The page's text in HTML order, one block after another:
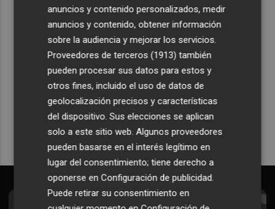
Recibe toda la actualidad de
Plaza Podcast en tu correo
Quiero suscribirme
anuncios y contenido personalizados, medir
anuncios y contenido, obtener información
sobre la audiencia y mejorar los servicios.
Proveedores de terceros (1913) también
pueden procesar sus datos para estos y
otros fines, incluido el uso de datos de
geolocalización precisos y características
del dispositivo. Sus elecciones se aplican
solo a este sitio web. Algunos proveedores
pueden basarse en el interés legítimo en
lugar del consentimiento; tiene derecho a
oponerse enConfiguración de publicidad.
Puede retirar su consentimiento en